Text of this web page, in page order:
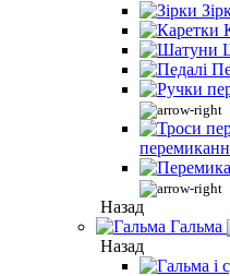
Назад
Гальма
Назад